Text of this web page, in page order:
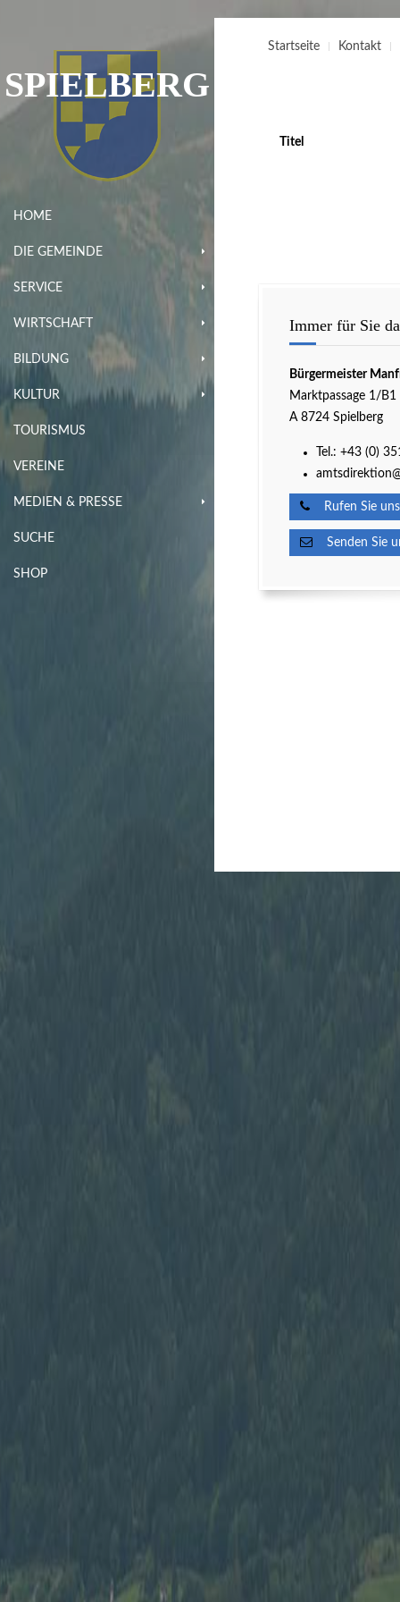
SPIELBERG
HOME
DIE GEMEINDE
SERVICE
WIRTSCHAFT
BILDUNG
KULTUR
TOURISMUS
VEREINE
MEDIEN & PRESSE
SUCHE
SHOP
Startseite Kontakt
Titel
Immer für Sie
Bürgermeister
Marktpassage 1/B1
A 8724 Spielberg
Tel.: +43 (0)
Rufen Sie
Senden Sie